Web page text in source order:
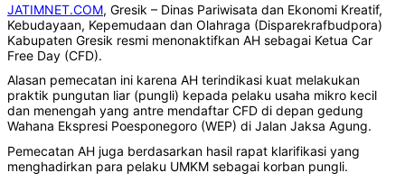
JATIMNET.COM, Gresik – Dinas Pariwisata dan Ekonomi Kreatif,
Kebudayaan, Kepemudaan dan Olahraga (Disparekrafbudpora)
Kabupaten Gresik resmi menonaktifkan AH sebagai Ketua Car
Free Day (CFD).
Alasan pemecatan ini karena AH terindikasi kuat melakukan
praktik pungutan liar (pungli) kepada pelaku usaha mikro kecil
dan menengah yang antre mendaftar CFD di depan gedung
Wahana Ekspresi Poesponegoro (WEP) di Jalan Jaksa Agung.
Pemecatan AH juga berdasarkan hasil rapat klarifikasi yang
menghadirkan para pelaku UMKM sebagai korban pungli.